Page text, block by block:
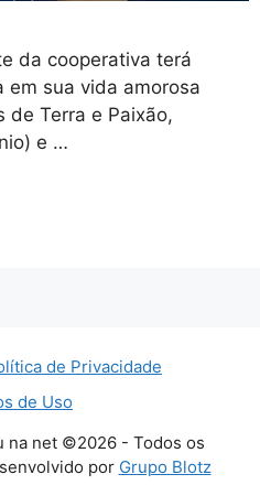
da cooperativa terá
em sua vida amorosa
de Terra e Paixão,
e …
de Privacidade
de Uso
na net ©2026 - Todos os
por Grupo Blotz